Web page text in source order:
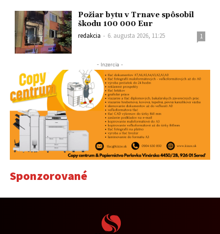
Požiar bytu v Trnave spôsobil
škodu 100 000 Eur
redakcia - 6. augusta 2026, 11:25 1
- Inzercia -
Sponzorované